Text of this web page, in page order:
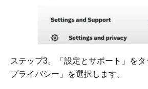
ステップ3。「設定とサポート」を
プライバシー」を選択します。